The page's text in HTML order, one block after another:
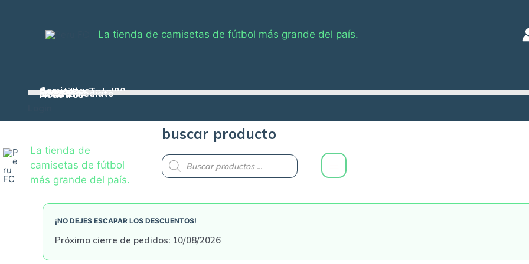
La tienda de camisetas de fútbol más grande del país.
Camisetas
Zapatillas Total90
Casacas
Pelotas
Conjuntos
Envío inmediato
Medallas
Nosotros
La tienda de
camisetas de fútbol
más grande del país.
buscar producto
Products
search
Main
¡NO DEJES ESCAPAR LOS DESCUENTOS!
Próximo cierre de pedidos: 10/08/2026